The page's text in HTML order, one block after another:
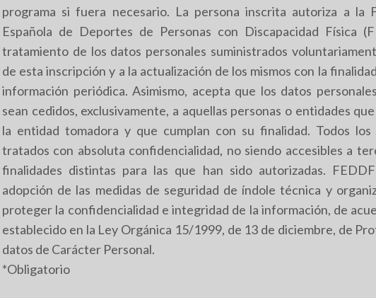
programa si fuera necesario. La persona inscrita autoriza a la
Española de Deportes de Personas con Discapacidad Física
tratamiento de los datos personales suministrados
de esta inscripción y a la actualización de los mismos con la
información periódica. Asimismo, acepta que los datos
sean cedidos, exclusivamente, a aquellas personas o entidades
la entidad tomadora y que cumplan con su finalidad. Todos los
tratados con absoluta confidencialidad, no siendo accesibles a
finalidades distintas para las que han sido autorizadas.
adopción de las medidas de seguridad de índole técnica y
proteger la confidencialidad e integridad de la información, de
establecido en la Ley Orgánica 15/1999, de 13 de diciembre, de
datos de Carácter Personal.
*Obligatorio